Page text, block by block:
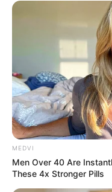
MEDVI
Men Over 40 Are
These 4x Stronger Pills